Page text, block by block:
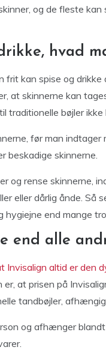
og de fleste
hvad
kan spise og
at skinnerne kan
traditionelle bøjler
før man
beskadige skinnerne.
og rense skinnerne,
eller dårlig ånde. Så
hygiejne end mange
end alle
Invisalign altid er den
at prisen på
tandbøjler,
og afhænger